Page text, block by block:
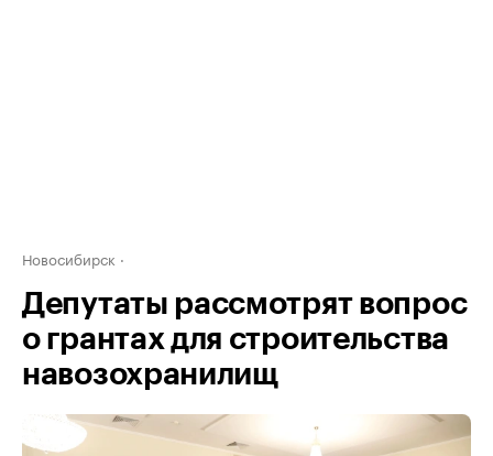
Новосибирск
Депутаты рассмотрят вопрос
о грантах для строительства
навозохранилищ